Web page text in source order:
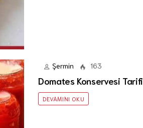
Şermin 163
Domates Konservesi Tarifi
DEVAMINI OKU